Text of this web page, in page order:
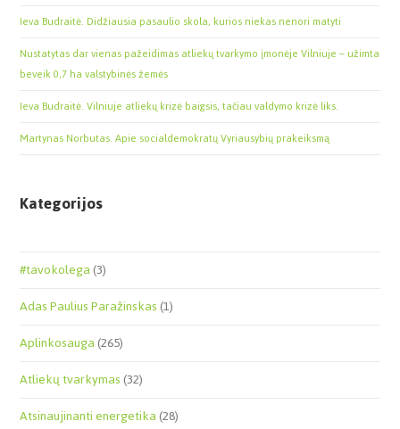
Ieva Budraitė. Didžiausia pasaulio skola, kurios niekas nenori matyti
Nustatytas dar vienas pažeidimas atliekų tvarkymo įmonėje Vilniuje – užimta
beveik 0,7 ha valstybinės žemės
Ieva Budraitė. Vilniuje atliekų krizė baigsis, tačiau valdymo krizė liks.
Martynas Norbutas. Apie socialdemokratų Vyriausybių prakeiksmą
Kategorijos
#tavokolega(3)
Adas Paulius Paražinskas(1)
Aplinkosauga(265)
Atliekų tvarkymas(32)
Atsinaujinanti energetika(28)